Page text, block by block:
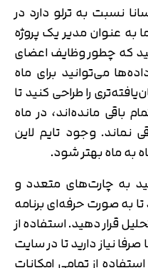
نسبت به ترلو دارد در
به عنوان مدیر یک پروژه
که چطور وظایف اعضای
می‌توانید برای ماه
را طراحی کنید تا
باقی مانده‌اند، در ماه
نماند. وجود تایم لاین
به ماه بهتر شود.
به چارت‌های متعدد و
به صورت حرفه‌ای برنامه
قرار دهید. استفاده از
نیاز دارید تا در سایت